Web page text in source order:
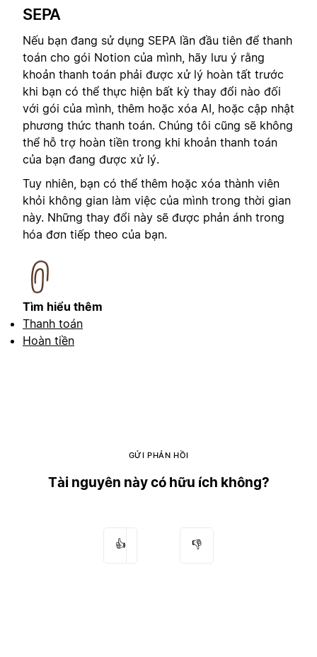
SEPA
Nếu bạn đang sử dụng SEPA lần đầu tiên để thanh
toán cho gói Notion của mình, hãy lưu ý rằng
khoản thanh toán phải được xử lý hoàn tất trước
khi bạn có thể thực hiện bất kỳ thay đổi nào đối
với gói của mình, thêm hoặc xóa AI, hoặc cập nhật
phương thức thanh toán. Chúng tôi cũng sẽ không
thể hỗ trợ hoàn tiền trong khi khoản thanh toán
của bạn đang được xử lý.
Tuy nhiên, bạn có thể thêm hoặc xóa thành viên
khỏi không gian làm việc của mình trong thời gian
này. Những thay đổi này sẽ được phản ánh trong
hóa đơn tiếp theo của bạn.
Tìm hiểu thêm
Thanh toán
Hoàn tiền
GỬI PHẢN HỒI
Tài nguyên này có hữu ích không?
👍 👎